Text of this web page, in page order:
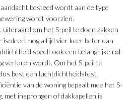
besteed wordt aan de type
wordt voorzien.
om het S-peil te doen zakken
isoleert nog altijd vier keer beter dan
speelt ook een belangrijke rol
verloren wordt. Om het S-peil te
best een luchtdichtheidstest
van de woning bepaalt mee het S-
met insprongen of dakkapellen is